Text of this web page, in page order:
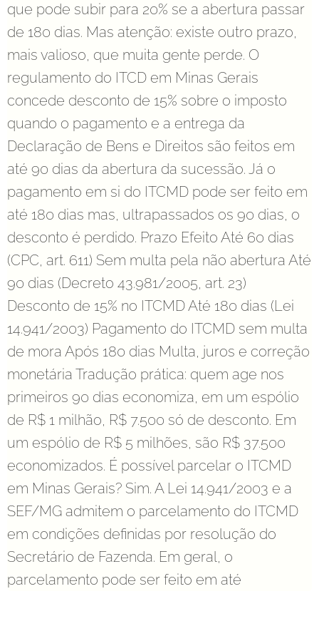
que pode subir para 20% se a abertura passar
de 180 dias. Mas atenção: existe outro prazo,
mais valioso, que muita gente perde. O
regulamento do ITCD em Minas Gerais
concede desconto de 15% sobre o imposto
quando o pagamento e a entrega da
Declaração de Bens e Direitos são feitos em
até 90 dias da abertura da sucessão. Já o
pagamento em si do ITCMD pode ser feito em
até 180 dias mas, ultrapassados os 90 dias, o
desconto é perdido. Prazo Efeito Até 60 dias
(CPC, art. 611) Sem multa pela não abertura Até
90 dias (Decreto 43.981/2005, art. 23)
Desconto de 15% no ITCMD Até 180 dias (Lei
14.941/2003) Pagamento do ITCMD sem multa
de mora Após 180 dias Multa, juros e correção
monetária Tradução prática: quem age nos
primeiros 90 dias economiza, em um espólio
de R$ 1 milhão, R$ 7.500 só de desconto. Em
um espólio de R$ 5 milhões, são R$ 37.500
economizados. É possível parcelar o ITCMD
em Minas Gerais? Sim. A Lei 14.941/2003 e a
SEF/MG admitem o parcelamento do ITCMD
em condições definidas por resolução do
Secretário de Fazenda. Em geral, o
parcelamento pode ser feito em até